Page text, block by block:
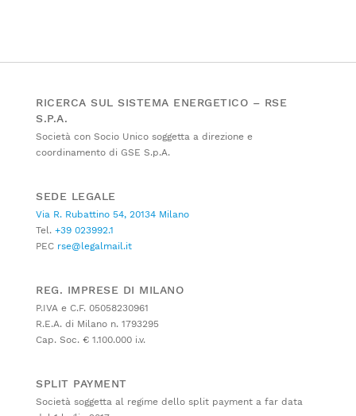
RICERCA SUL SISTEMA ENERGETICO – RSE
S.P.A.
Società con Socio Unico soggetta a direzione e
coordinamento di GSE S.p.A.
SEDE LEGALE
Via R. Rubattino 54, 20134 Milano
Tel. +39 023992.1
PEC rse@legalmail.it
REG. IMPRESE DI MILANO
P.IVA e C.F. 05058230961
R.E.A. di Milano n. 1793295
Cap. Soc. € 1.100.000 i.v.
SPLIT PAYMENT
Società soggetta al regime dello split payment a far data